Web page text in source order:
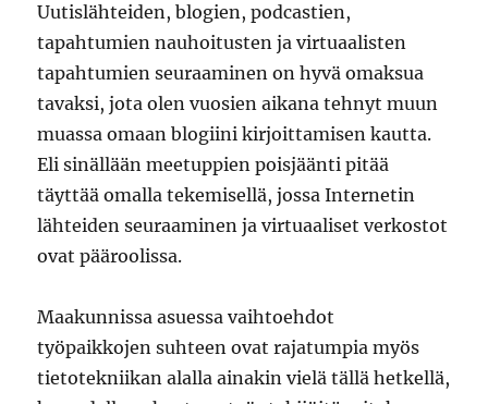
Uutislähteiden, blogien, podcastien,
tapahtumien nauhoitusten ja virtuaalisten
tapahtumien seuraaminen on hyvä omaksua
tavaksi, jota olen vuosien aikana tehnyt muun
muassa omaan blogiini kirjoittamisen kautta.
Eli sinällään meetuppien poisjäänti pitää
täyttää omalla tekemisellä, jossa Internetin
lähteiden seuraaminen ja virtuaaliset verkostot
ovat pääroolissa.
Maakunnissa asuessa vaihtoehdot
työpaikkojen suhteen ovat rajatumpia myös
tietotekniikan alalla ainakin vielä tällä hetkellä,